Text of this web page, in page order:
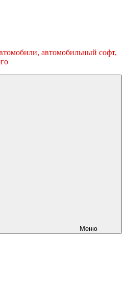
автомобильный софт,
Меню